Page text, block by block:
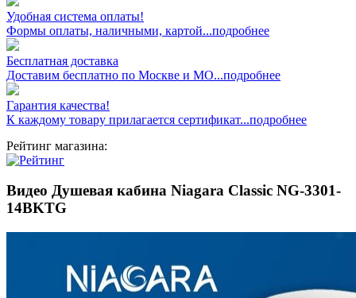
Удобная система оплаты!
Формы оплаты, наличными, картой...подробнее
Бесплатная доставка
Доставим бесплатно по Москве и МО...подробнее
Гарантия качества!
К каждому товару прилагается сертификат...подробнее
Рейтинг магазина:
Видео Душевая кабина Niagara Classic NG-3301-
14BKTG